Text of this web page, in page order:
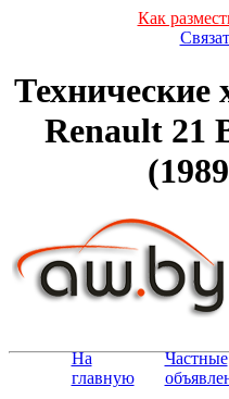
Как
Технические
Renault 21
На
главную
Частные